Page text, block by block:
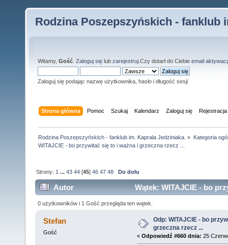
Rodzina Poszepszyńskich - fanklub
Witamy, Gość Zaloguj się lub zarejestruj .Czy dotarł do Ciebie email
Zaloguj się podając nazwę użytkownika, hasło i długość sesji
Strona główna Pomoc Szukaj Kalendarz Zaloguj się Rejestracja
Rodzina Poszepszyńskich - fanklub im. Kaprala Jedziniaka. » Kategoria
WITAJCIE - bo przywitać się to i ważna i grzeczna rzecz ...
Strony: 1 ...43 44 [45]46 47 48 Do dołu
Autor
Wątek: WITAJCIE - bo
razy)
0 użytkowników i 1 Gość przegląda ten wątek.
Stefan
Gość
Odp: WITAJCIE - bo
grzeczna rzecz ...
« Odpowiedź #660 dnia: 25